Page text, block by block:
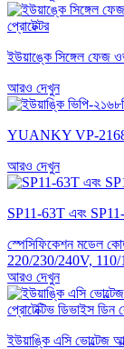
ইউয়াঙ্কে সিঙ্গেল ফেজ
আরও দেখুন
YUANKY VP-2168D
আরও দেখুন
SP11-63T এবং
স্পেসিফিকেশন মডেল
220/230/240V,
আরও দেখুন
ইউয়াঙ্কি এসি ভোল্টেজ